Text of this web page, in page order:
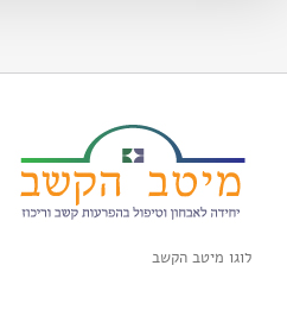
לוגו מיטב הקשב